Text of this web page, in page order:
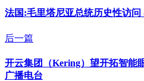
法国:毛里塔尼亚总统历史性访问
后一篇
开云集团（Kering）望开拓智能
广播电台